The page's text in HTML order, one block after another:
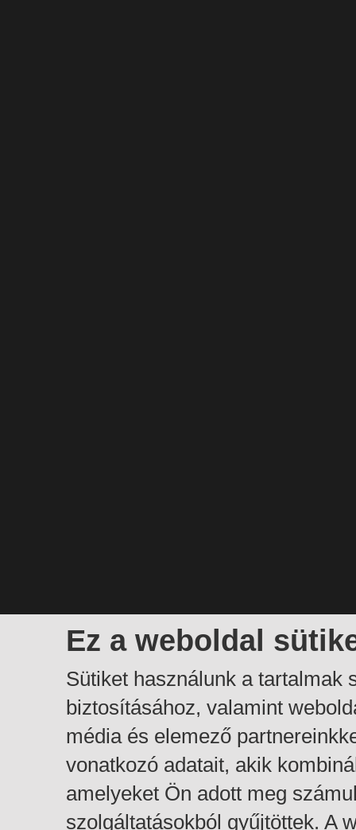
Ez a weboldal
Sütiket használunk a tartalmak
biztosításához, valamint
média és elemező
vonatkozó adatait, akik
amelyeket Ön adott meg
szolgáltatásokból gyűjtöttek. A